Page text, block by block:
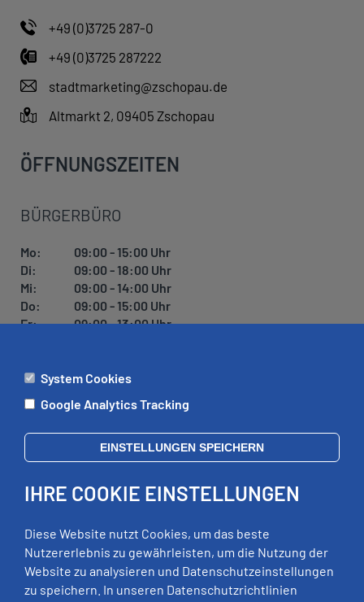
+49 (0)3725 287-0
+49 (0)3725 287222
stadtmarketing@zschopau.de
Altmarkt 2, 09405 Zschopau
ÖFFNUNGSZEITEN
BÜRGERBÜRO
Mo:
09:00 - 15:00 Uhr
Di:
09:00 - 18:00 Uhr
Mi:
09:00 - 14:00 Uhr
Do:
09:00 - 15:00 Uhr
Fr:
09:00 - 13:00 Uhr
ÄMTER
Di:
09:00 - 12:00 Uhr, 13:00 - 18:00 Uhr
Mi:
geschlossen
Fr:
09:00 - 12:00 Uhr
RECHTLICHES
System Cookies
Google Analytics Tracking
EINSTELLUNGEN SPEICHERN
IHRE COOKIE EINSTELLUNGEN
Diese Website nutzt Cookies, um das beste
Nutzererlebnis zu gewährleisten, um die Nutzung der
Website zu analysieren und Datenschutzeinstellungen
zu speichern. In unseren Datenschutzrichtlinien